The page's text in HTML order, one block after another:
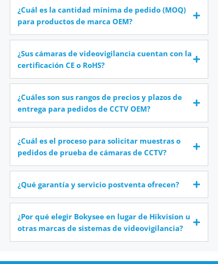
¿Cuál es la cantidad mínima de pedido (MOQ)
para productos de marca OEM?
¿Sus cámaras de videovigilancia cuentan con la
certificación CE o RoHS?
¿Cuáles son sus rangos de precios y plazos de
entrega para pedidos de CCTV OEM?
¿Cuál es el proceso para solicitar muestras o
pedidos de prueba de cámaras de CCTV?
¿Qué garantía y servicio postventa ofrecen?
¿Por qué elegir Bokysee en lugar de Hikvision u
otras marcas de sistemas de videovigilancia?